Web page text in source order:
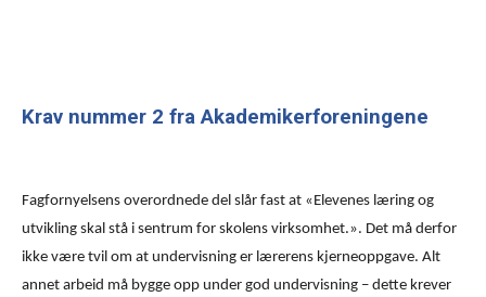
Krav nummer 2 fra Akademikerforeningene
Fagfornyelsens overordnede del slår fast at «Elevenes læring og
utvikling skal stå i sentrum for skolens virksomhet.». Det må derfor
ikke være tvil om at undervisning er lærerens kjerneoppgave. Alt
annet arbeid må bygge opp under god undervisning – dette krever